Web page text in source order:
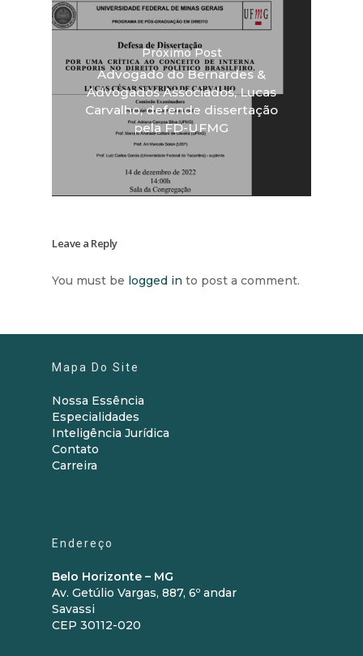
Próximo Post
Advogado do Bernardes &
Advogados Associados, Lucas
Carvalho, defende dissertação
pela FD-UFMG
Leave a Reply
You must be logged in to post a comment.
Mapa Do Site
Nossa Essência
Especialidades
Inteligência Jurídica
Contato
Carreira
Endereço
Belo Horizonte – MG
Av. Getúlio Vargas, 887, 6º andar
Savassi
CEP 30112-020